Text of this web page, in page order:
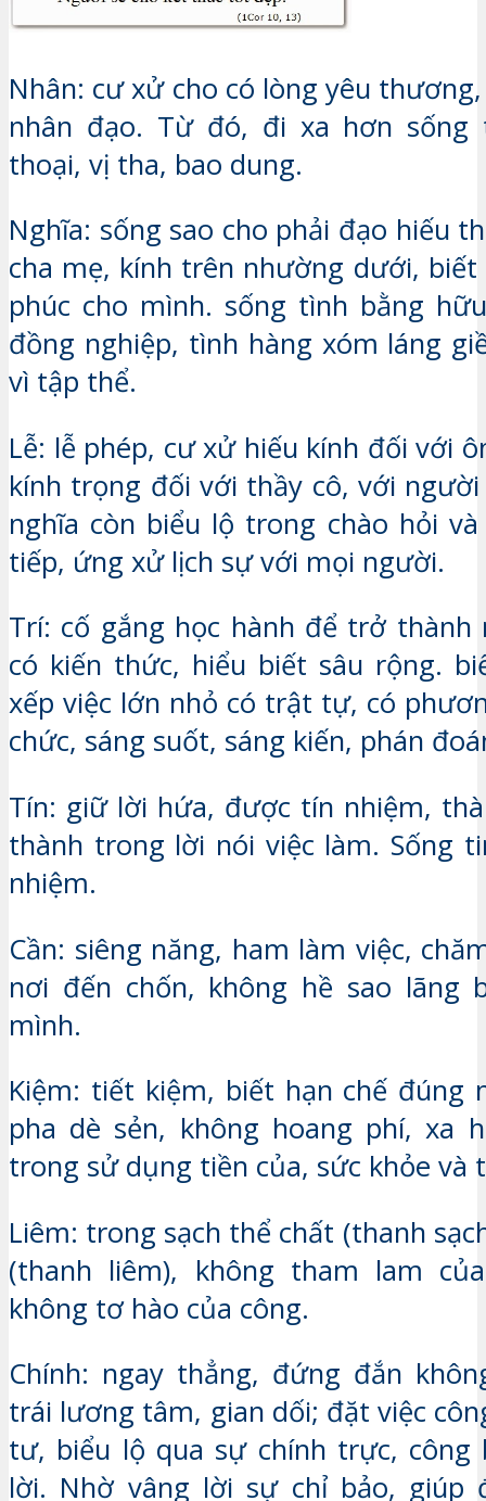
Nhân: cư xử cho có lòng yêu
nhân đạo. Từ đó, đi xa hơn sống
thoại, vị tha, bao dung.
Nghĩa: sống sao cho phải đạo hiếu
cha mẹ, kính trên nhường dưới,
phúc cho mình. sống tình bằng
đồng nghiệp, tình hàng xóm láng
vì tập thể.
Lễ: lễ phép, cư xử hiếu kính đối với
kính trọng đối với thầy cô, với
nghĩa còn biểu lộ trong chào hỏi
tiếp, ứng xử lịch sự với mọi người.
Trí: cố gắng học hành để trở thành
có kiến thức, hiểu biết sâu rộng.
xếp việc lớn nhỏ có trật tự, có
chức, sáng suốt, sáng kiến, phán
Tín: giữ lời hứa, được tín nhiệm,
thành trong lời nói việc làm. Sống
nhiệm.
Cần: siêng năng, ham làm việc,
nơi đến chốn, không hề sao lãng
mình.
Kiệm: tiết kiệm, biết hạn chế đúng
pha dè sẻn, không hoang phí, xa
trong sử dụng tiền của, sức khỏe và
Liêm: trong sạch thể chất (thanh
(thanh liêm), không tham lam
không tơ hào của công.
Chính: ngay thẳng, đứng đắn
trái lương tâm, gian dối; đặt việc
tư, biểu lộ qua sự chính trực, công
lời. Nhờ vâng lời sự chỉ bảo, giúp